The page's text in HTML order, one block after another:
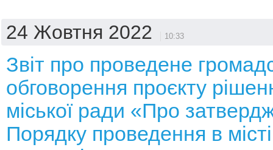
24 Жовтня 2022 10:33
Звіт про проведене
обговорення проєкту
міської ради «Про
Порядку проведення в